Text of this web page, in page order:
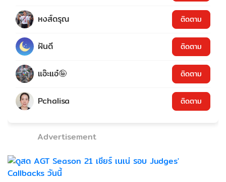
หงส์ดรุณ ติดตาม
ฝันดี ติดตาม
แอ๊ะแอ๋🤪 ติดตาม
Pchalisa ติดตาม
Advertisement